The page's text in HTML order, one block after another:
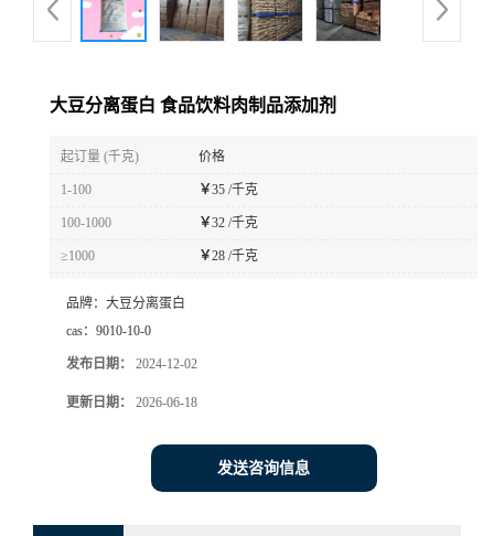
大豆分离蛋白 食品饮料肉制品添加剂
起订量 (千克) 价格
1-100 ￥35 /千克
100-1000 ￥32 /千克
≥1000 ￥28 /千克
品牌： 大豆分离蛋白
cas： 9010-10-0
发布日期： 2024-12-02
更新日期： 2026-06-18
发送咨询信息